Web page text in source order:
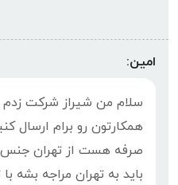
امین:
سلام من شیراز شرکت
همکارتون رو برام ارسال
صرفه هست از تهران جنس
باید به تهران مراجه بشه